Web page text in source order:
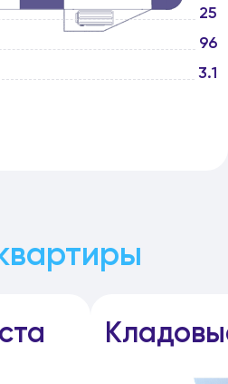
25
96
3.1